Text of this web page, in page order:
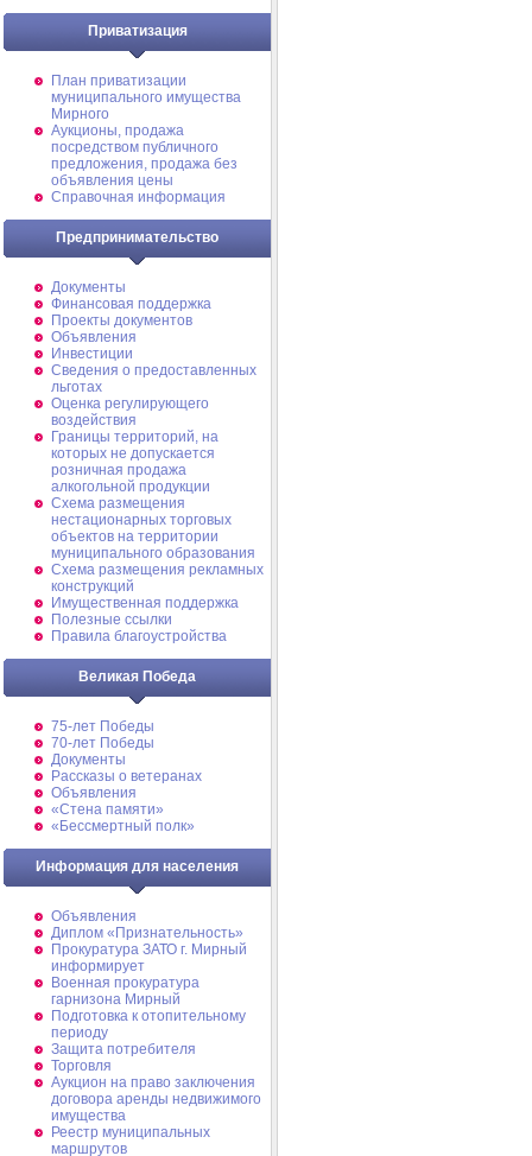
Приватизация
План приватизации
муниципального имущества
Мирного
Аукционы, продажа
посредством публичного
предложения, продажа без
объявления цены
Справочная информация
Предпринимательство
Документы
Финансовая поддержка
Проекты документов
Объявления
Инвестиции
Сведения о предоставленных
льготах
Оценка регулирующего
воздействия
Границы территорий, на
которых не допускается
розничная продажа
алкогольной продукции
Схема размещения
нестационарных торговых
объектов на территории
муниципального образования
Схема размещения рекламных
конструкций
Имущественная поддержка
Полезные ссылки
Правила благоустройства
Великая Победа
75-лет Победы
70-лет Победы
Документы
Рассказы о ветеранах
Объявления
«Стена памяти»
«Бессмертный полк»
Информация для населения
Объявления
Диплом «Признательность»
Прокуратура ЗАТО г. Мирный
информирует
Военная прокуратура
гарнизона Мирный
Подготовка к отопительному
периоду
Защита потребителя
Торговля
Аукцион на право заключения
договора аренды недвижимого
имущества
Реестр муниципальных
маршрутов